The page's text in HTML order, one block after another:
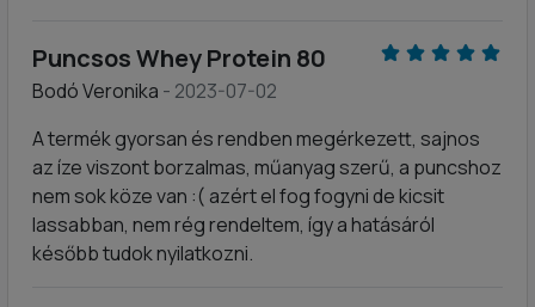
Puncsos Whey Protein 80
Bodó Veronika - 2023-07-02
A termék gyorsan és rendben megérkezett, sajnos
az íze viszont borzalmas, műanyag szerű, a puncshoz
nem sok köze van :( azért el fog fogyni de kicsit
lassabban, nem rég rendeltem, így a hatásáról
később tudok nyilatkozni.